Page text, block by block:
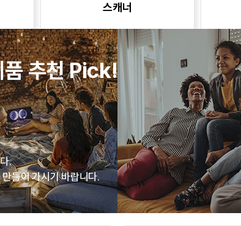
스캐너
품 추천 Pick!
.
들어 가시기 바랍니다.